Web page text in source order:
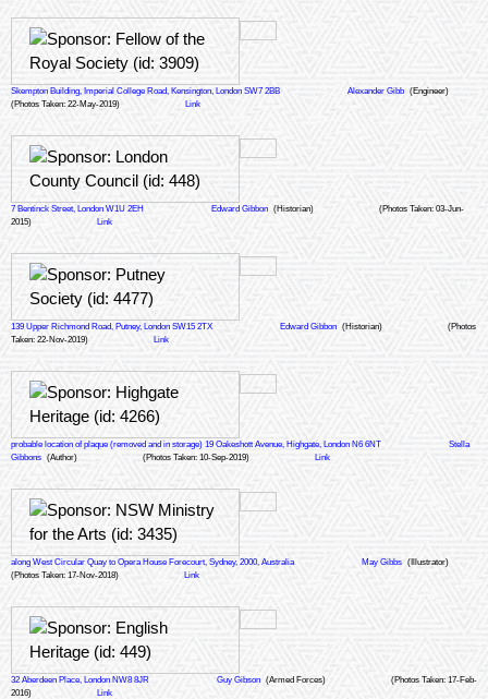
Skempton Building, Imperial College Road, Kensington, London SW7 2BB Alexander Gibb (Engineer)
(Photos Taken: 22-May-2019)
Link
7 Bentinck Street, London W1U 2EH Edward Gibbon (Historian)
(Photos Taken: 03-Jun-
2015)
Link
139 Upper Richmond Road, Putney, London SW15 2TX Edward Gibbon (Historian)
(Photos
Taken: 22-Nov-2019)
Link
probable location of plaque (removed and in storage) 19 Oakeshott Avenue, Highgate, London N6 6NT
Stella
Gibbons (Author) (Photos Taken: 10-Sep-2019) Link
along West Circular Quay to Opera House Forecourt, Sydney, 2000, Australia May Gibbs (Illustrator)
(Photos Taken: 17-Nov-2018)
Link
32 Aberdeen Place, London NW8 8JR Guy Gibson (Armed Forces)
(Photos Taken: 17-Feb-
2016)
Link